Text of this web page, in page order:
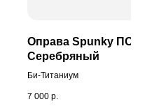
Оправа Spunky
Серебряный
Би-Титаниум
7 000 р.